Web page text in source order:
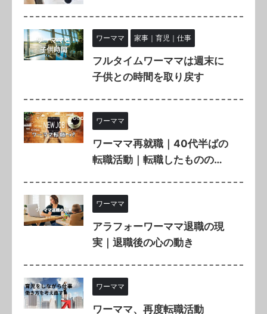
ワーママ 家事｜育児｜仕事
フルタイムワーママは週末に
子供との時間を取り戻す
ワーママ
ワーママ再就職｜40代半ばの
転職活動｜転職したものの…
ワーママ
アラフォーワーママ退職の現
実｜退職後の心の動き
ワーママ
ワーママ、再度転職活動